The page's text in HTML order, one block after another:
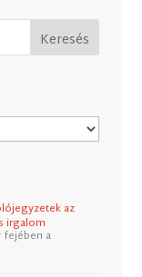
az
irgalom
fejében a